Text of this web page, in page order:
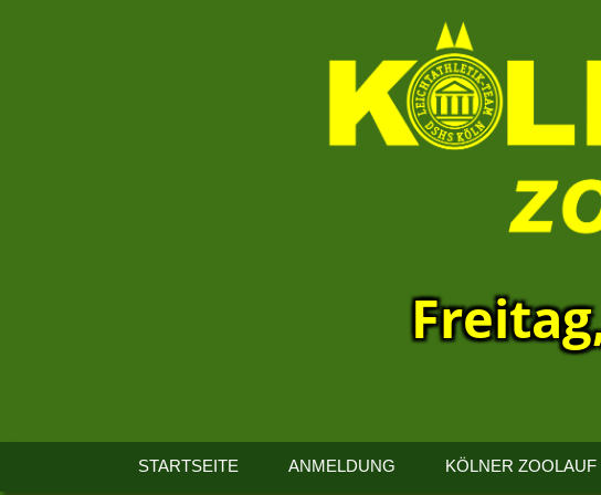
Kölner
STARTSEITE ANMELDUNG KÖLNER ZOOLAUF